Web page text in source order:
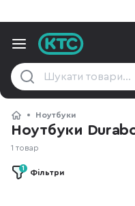
Ноутбуки
Ноутбуки
1 товар
Фільтри
1